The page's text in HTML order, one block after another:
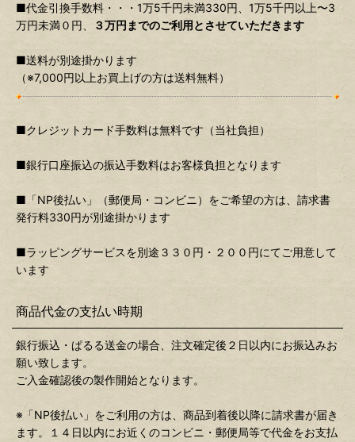
■代金引換手数料・・・1万5千円未満330円、1万5千円以上〜3
万円未満０円、
３万円までのご利用とさせていただきます
■送料が別途掛かります
（※7,000円以上お買上げの方は送料無料）
■クレジットカード手数料は無料です（当社負担）
■銀行口座振込の振込手数料はお客様負担となります
■「NP後払い」（郵便局・コンビニ）をご希望の方は、請求書
発行料330円が別途掛かります
■ラッピングサービスを別途３３０円・２００円にてご用意して
います
商品代金の支払い時期
銀行振込・ぱるる送金の場合、注文確定後２日以内にお振込みお
願い致します。
ご入金確認後の製作開始となります。
※「NP後払い」をご利用の方は、商品到着後以降に請求書が届き
ます。１４日以内にお近くのコンビニ・郵便局等で代金をお支払